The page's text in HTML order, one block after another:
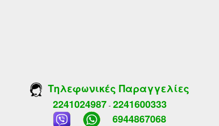
Τηλεφωνικές Παραγγελίες
2241024987- 2241600333
6944867068